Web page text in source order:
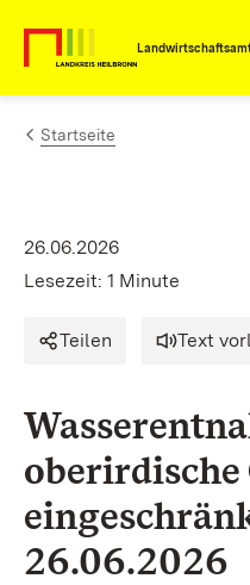
Zum Inhalt springen
Startseite
26.06.2026
Lesezeit: 1 Minute
Teilen Text
oberirdische
26.06.2026